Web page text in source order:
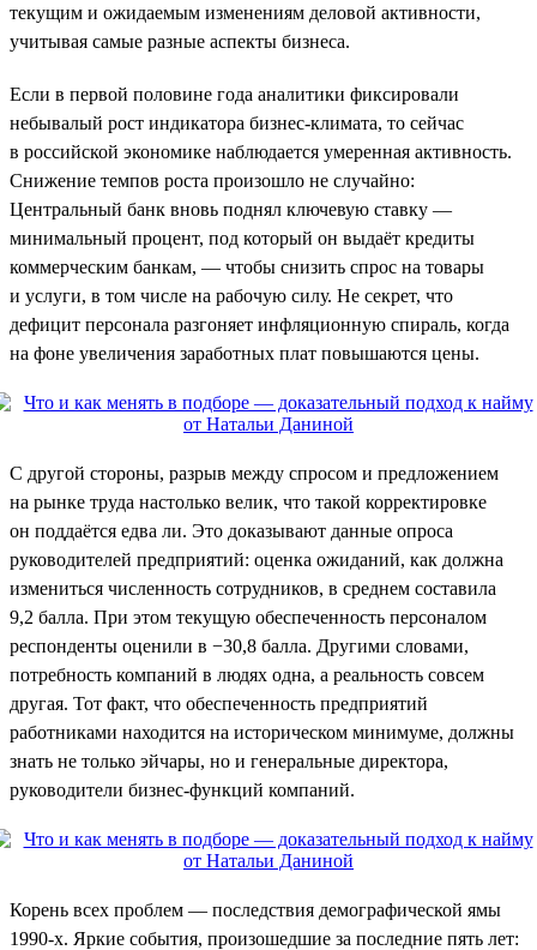
текущим и ожидаемым изменениям деловой активности,
учитывая самые разные аспекты бизнеса.
Если в первой половине года аналитики фиксировали
небывалый рост индикатора бизнес-климата, то сейчас
в российской экономике наблюдается умеренная активность.
Снижение темпов роста произошло не случайно:
Центральный банк вновь поднял ключевую ставку —
минимальный процент, под который он выдаёт кредиты
коммерческим банкам, — чтобы снизить спрос на товары
и услуги, в том числе на рабочую силу. Не секрет, что
дефицит персонала разгоняет инфляционную спираль, когда
на фоне увеличения заработных плат повышаются цены.
С другой стороны, разрыв между спросом и предложением
на рынке труда настолько велик, что такой корректировке
он поддаётся едва ли. Это доказывают данные опроса
руководителей предприятий: оценка ожиданий, как должна
измениться численность сотрудников, в среднем составила
9,2 балла. При этом текущую обеспеченность персоналом
респонденты оценили в −30,8 балла. Другими словами,
потребность компаний в людях одна, а реальность совсем
другая. Тот факт, что обеспеченность предприятий
работниками находится на историческом минимуме, должны
знать не только эйчары, но и генеральные директора,
руководители бизнес-функций компаний.
Корень всех проблем — последствия демографической ямы
1990-х. Яркие события, произошедшие за последние пять лет: